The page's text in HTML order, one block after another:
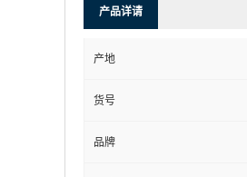
产品详请
产地
货号
品牌